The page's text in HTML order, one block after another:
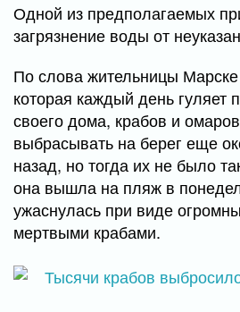
Одной из предполагаемых
загрязнение воды от
По слова жительницы
которая каждый день гуляет
своего дома, крабов и
выбрасывать на берег еще
назад, но тогда их не было
она вышла на пляж в
ужаснулась при виде
мертвыми крабами.